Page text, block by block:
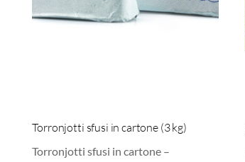
Torronjotti sfusi in cartone (3 kg)
Torronjotti sfusi in cartone –